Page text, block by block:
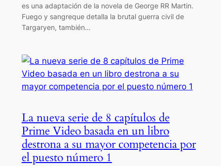
es una adaptación de la novela de George RR Martin.
Fuego y sangreque detalla la brutal guerra civil de
Targaryen, también…
La nueva serie de 8 capítulos de
Prime Video basada en un libro
destrona a su mayor competencia por
el puesto número 1